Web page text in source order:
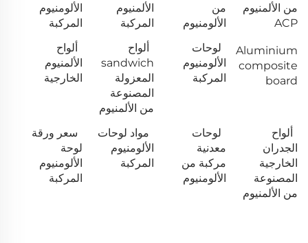
من الألمنيوم
ACP
من
الألومنيوم
الألمنيوم
المركبة
الألومنيوم
المركبة
Aluminium
composite
board
لوحات
الألومنيوم
المركبة
ألواح
sandwich
المعزولة
المصنوعة
من الألمنيوم
ألواح
الألمنيوم
الخارجية
ألواح
الجدران
الخارجية
المصنوعة
من الألمنيوم
لوحات
معدنية
مركبة من
الألومنيوم
مواد لوحات
الألومنيوم
المركبة
سعر ورقة
لوحة
الألومنيوم
المركبة